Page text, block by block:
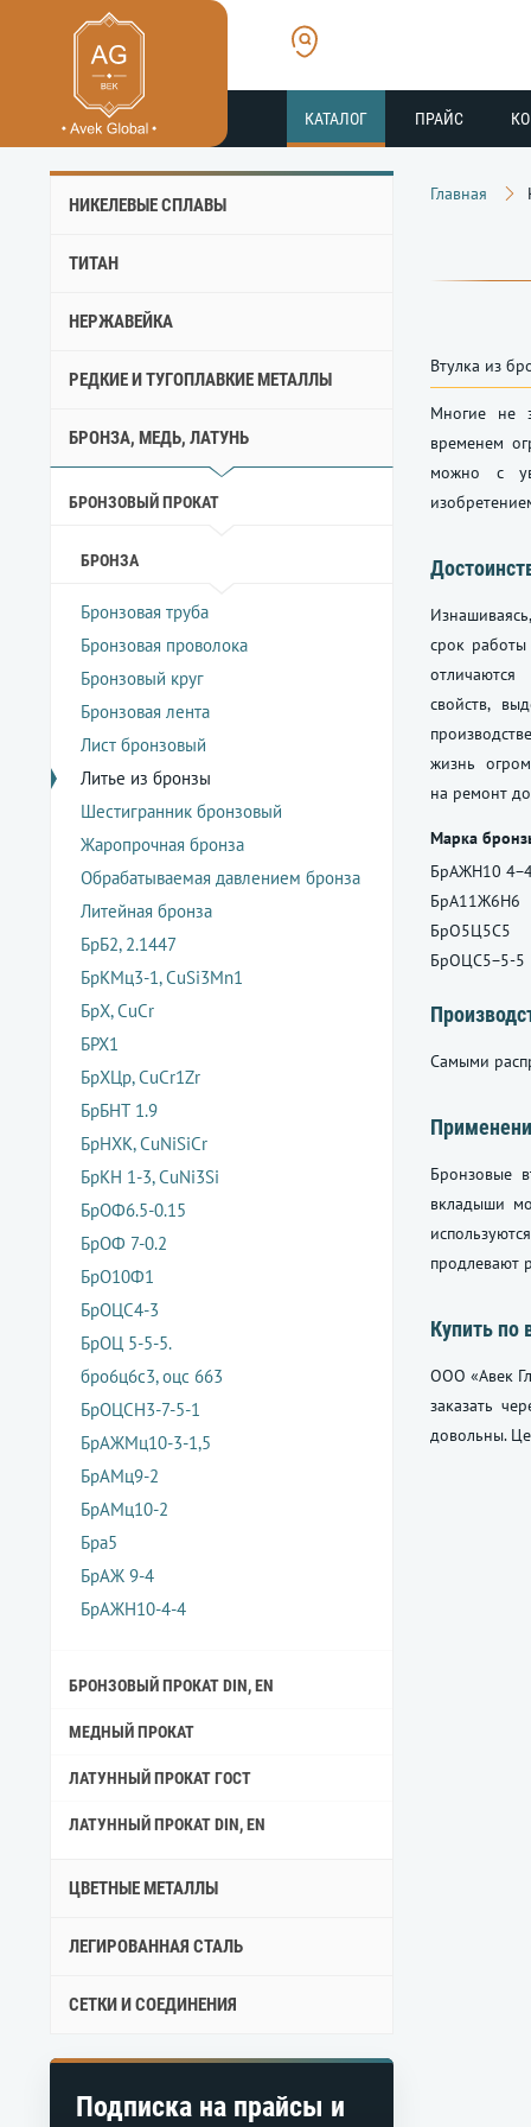
КАТАЛОГ ПРАЙС
НИКЕЛЕВЫЕ СПЛАВЫ
ТИТАН
НЕРЖАВЕЙКА
РЕДКИЕ И ТУГОПЛАВКИЕ МЕТАЛЛЫ
БРОНЗА, МЕДЬ, ЛАТУНЬ
БРОНЗОВЫЙ ПРОКАТ
БРОНЗА
Бронзовая труба
Бронзовая проволока
Бронзовый круг
Бронзовая лента
Лист бронзовый
Литье из бронзы
Шестигранник бронзовый
Жаропрочная бронза
Обрабатываемая давлением бронза
Литейная бронза
БрБ2, 2.1447
БрКМц3-1, CuSi3Mn1
БрХ, CuCr
БРХ1
БрХЦр, CuCr1Zr
БрБНТ 1.9
БрНХК, CuNiSiCr
БрКН 1-3, CuNi3Si
БрОФ6.5-0.15
БрОФ 7-0.2
БрО10Ф1
БрОЦС4-3
БрОЦ 5-5-5.
бро6ц6с3, оцс 663
БрОЦСН3-7-5-1
БрАЖМц10-3-1,5
БрАМц9-2
БрАМц10-2
Бра5
БрАЖ 9-4
БрАЖН10-4-4
БРОНЗОВЫЙ ПРОКАТ DIN, EN
МЕДНЫЙ ПРОКАТ
ЛАТУННЫЙ ПРОКАТ ГОСТ
ЛАТУННЫЙ ПРОКАТ DIN, EN
ЦВЕТНЫЕ МЕТАЛЛЫ
ЛЕГИРОВАННАЯ СТАЛЬ
СЕТКИ И СОЕДИНЕНИЯ
Подписка на прайсы и
Главная
Втулка из
Многие не
временем
можно c
срок работы
свойств,
жизнь
на ремонт
Марка
БрАЖН10
БрА11Ж6Н6
БрО5Ц5С5
БрОЦС5−5-5
Самыми
Бронзовые
вкладыши
продлевают
Купить по
ООО «Авек
заказать
довольны.